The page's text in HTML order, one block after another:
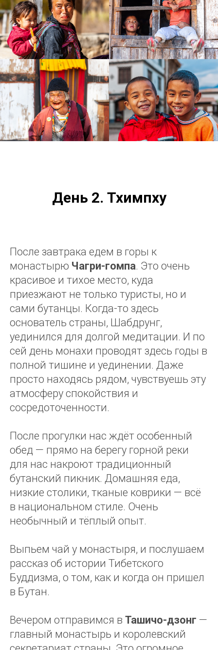
День 2. Тхимпху
После завтрака едем в горы к
монастырю Чагри-гомпа. Это очень
красивое и тихое место, куда
приезжают не только туристы, но и
сами бутанцы. Когда-то здесь
основатель страны, Шабдрунг,
уединился для долгой медитации. И по
сей день монахи проводят здесь годы в
полной тишине и уединении. Даже
просто находясь рядом, чувствуешь эту
атмосферу спокойствия и
сосредоточенности.
После прогулки нас ждёт особенный
обед — прямо на берегу горной реки
для нас накроют традиционный
бутанский пикник. Домашняя еда,
низкие столики, тканые коврики — всё
в национальном стиле. Очень
необычный и тёплый опыт.
Выпьем чай у монастыря, и послушаем
рассказ об истории Тибетского
Буддизма, о том, как и когда он пришел
в Бутан.
Вечером отправимся в Ташичо-дзонг —
главный монастырь и королевский